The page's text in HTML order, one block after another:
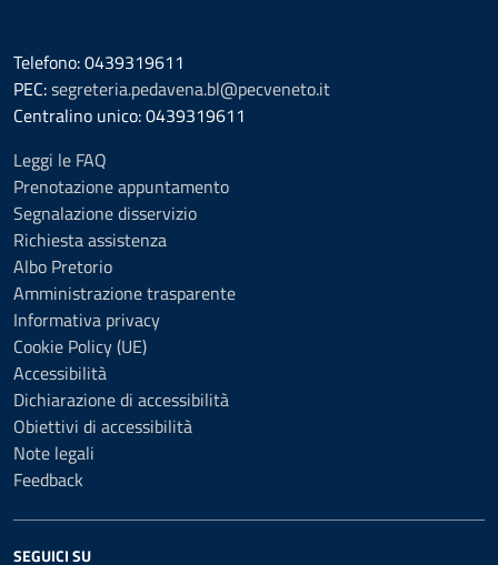
Telefono: 0439319611
PEC:segreteria.pedavena.bl@pecveneto.it
Centralino unico: 0439319611
Leggi le FAQ
Prenotazione appuntamento
Segnalazione disservizio
Richiesta assistenza
Albo Pretorio
Amministrazione trasparente
Informativa privacy
Cookie Policy (UE)
Accessibilità
Dichiarazione di accessibilità
Obiettivi di accessibilità
Note legali
Feedback
SEGUICI SU